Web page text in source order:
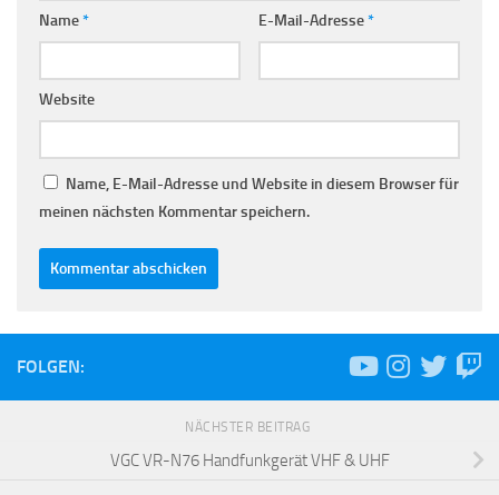
Name* E-Mail-Adresse*
Website
Name, E-Mail-Adresse und Website in diesem Browser für
meinen nächsten Kommentar speichern.
FOLGEN:
NÄCHSTER BEITRAG
VGC VR-N76 Handfunkgerät VHF & UHF